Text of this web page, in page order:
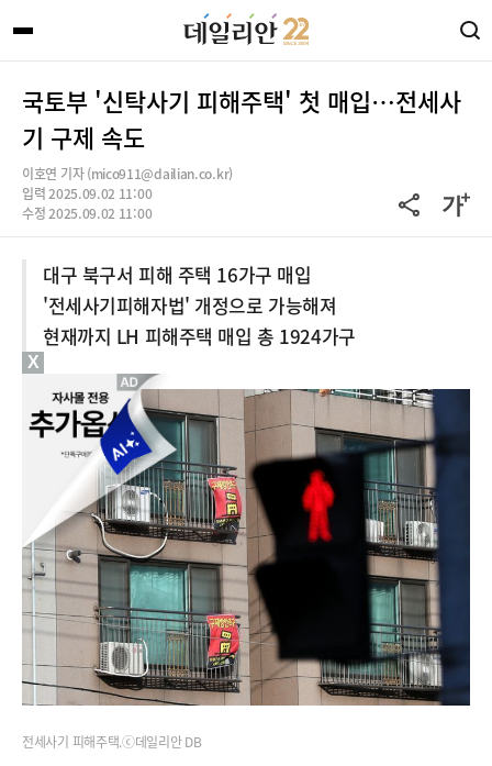
국토부 '신탁사기 피해주택' 첫 매입…전세사
기 구제 속도
이호연 기자 (mico911@dailian.co.kr)
입력 2025.09.02 11:00
수정 2025.09.02 11:00
대구 북구서 피해 주택 16가구 매입
'전세사기피해자법' 개정으로 가능해져
현재까지 LH 피해주택 매입 총 1924가구
전세사기 피해주택.ⓒ데일리안 DB
X